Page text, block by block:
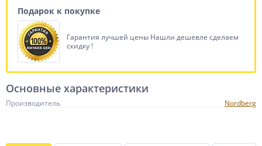
Подарок к покупке
Гарантия лучшей цены Нашли дешевле сделаем
скидку !
Основные характеристики
Производитель Nordberg